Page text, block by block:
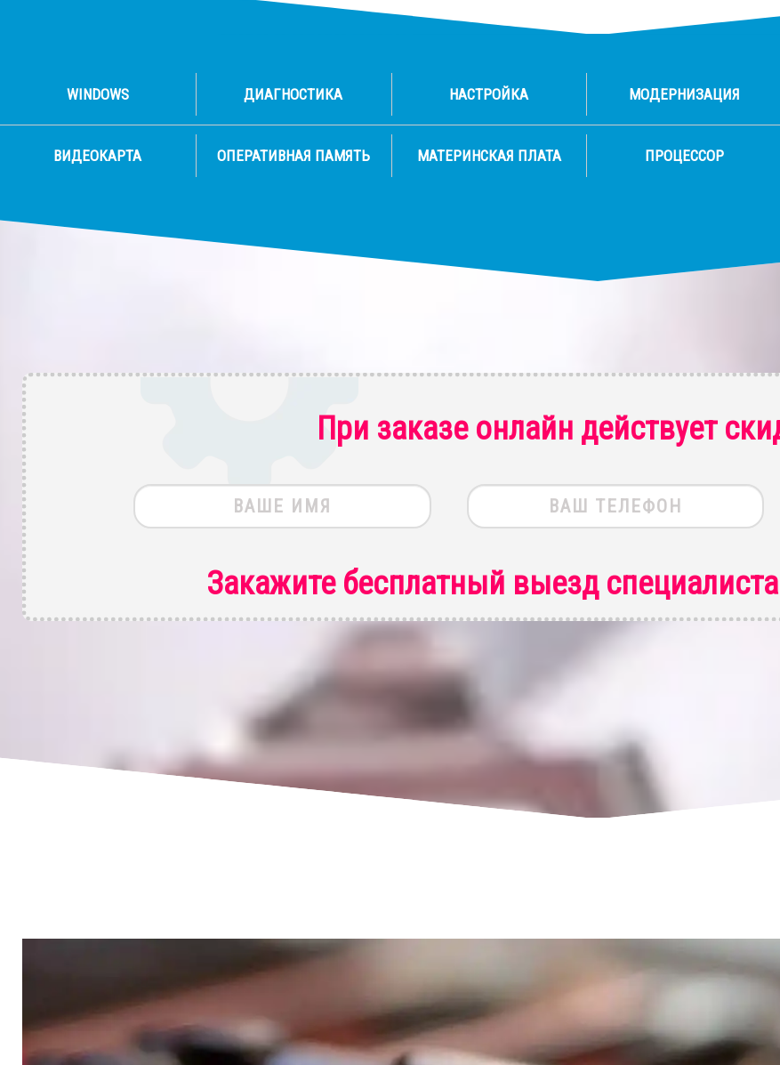
WINDOWS ДИАГНОСТИКА НАСТРОЙКА МОДЕРНИЗАЦИЯ
ВИДЕОКАРТА ОПЕРАТИВНАЯ ПАМЯТЬ МАТЕРИНСКАЯ ПЛАТА ПРОЦЕССОР
При заказе онлайн действует
Закажите бесплатный выезд специалиста